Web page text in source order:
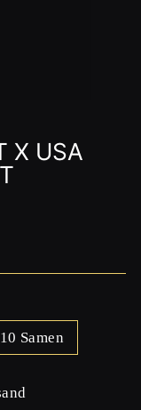
X USA
10 Samen